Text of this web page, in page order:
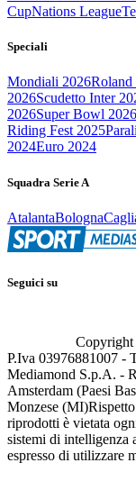
CupNations League
Speciali
Mondiali 2026Roland
2026Scudetto Inter
2026Super Bowl 2026
Riding Fest 2025
2024Euro 2024
Squadra Serie A
AtalantaBologna
Seguici su
P.Iva 03976881007 -
Mediamond S.p.A. -
Amsterdam (Paesi
Monzese (MI)
riprodotti è vietata
sistemi di intelligenza
espresso di utilizzare